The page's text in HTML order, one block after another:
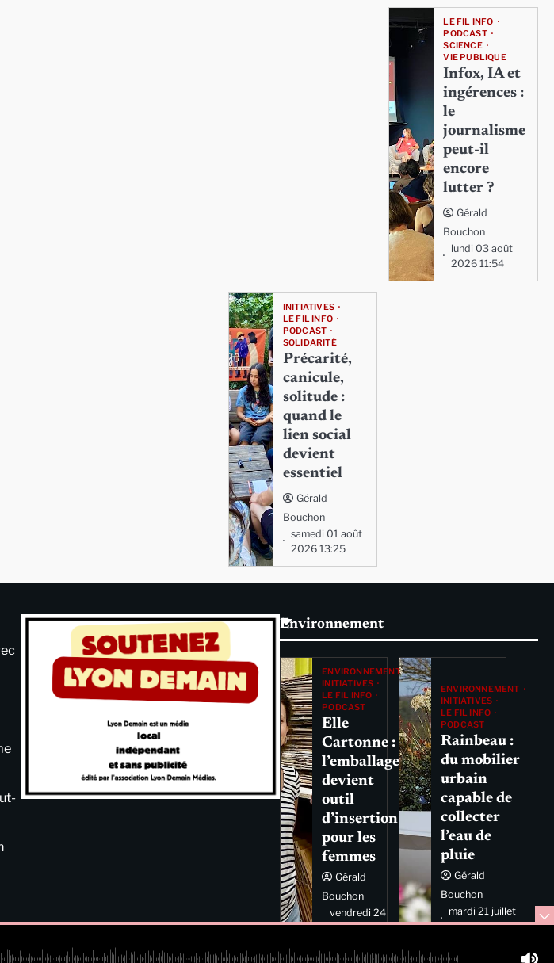
LE FIL INFO
PODCAST
SCIENCE
VIE PUBLIQUE
Infox, IA et
ingérences :
le
journalisme
peut-il
encore
lutter ?
Gérald
Bouchon
lundi 03 août
2026 11:54
INITIATIVES
LE FIL INFO
PODCAST
SOLIDARITÉ
Précarité,
canicule,
solitude :
quand le
lien social
devient
essentiel
Gérald
Bouchon
samedi 01 août
2026 13:25
Environnement
ENVIRONNEMENT
INITIATIVES
LE FIL INFO
PODCAST
Elle
Cartonne :
l’emballage
devient
outil
d’insertion
pour les
femmes
Gérald
Bouchon
vendredi 24
juillet 2026
ENVIRONNEMENT
INITIATIVES
LE FIL INFO
PODCAST
Rainbeau :
du mobilier
urbain
capable de
collecter
l’eau de
pluie
Gérald
Bouchon
mardi 21 juillet
2026 11:44